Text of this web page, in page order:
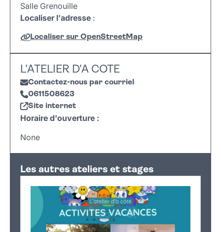
Salle Grenouille
Localiser l'adresse :
Localiser sur OpenStreetMap
+
−
Leaflet
L'ATELIER D'A COTE
Contactez-nous par courriel
0611508623
Site internet
Horaire d'ouverture :
None
Les autres ateliers et stages